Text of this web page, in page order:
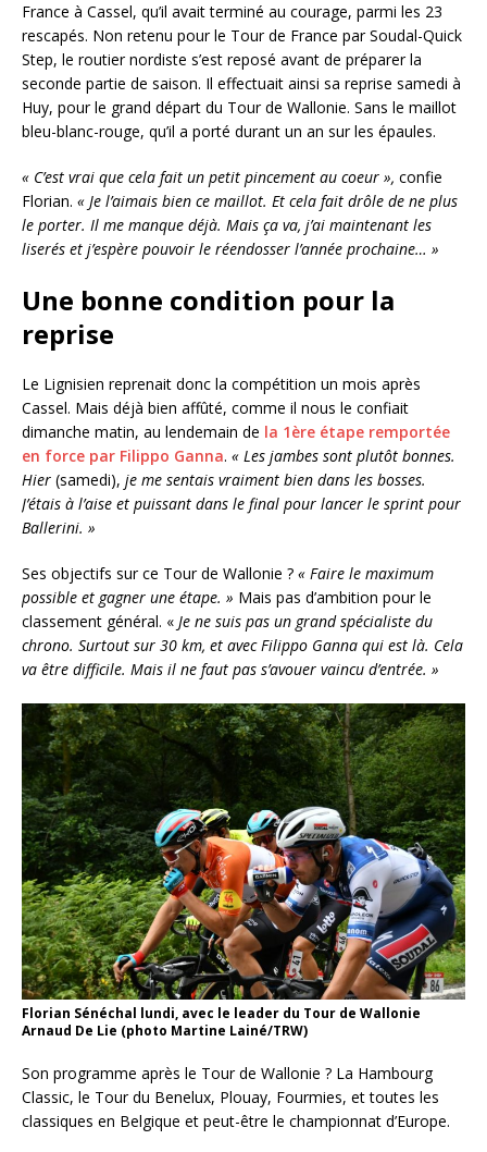
France à Cassel, qu’il avait terminé au courage, parmi les 23
rescapés. Non retenu pour le Tour de France par Soudal-Quick
Step, le routier nordiste s’est reposé avant de préparer la
seconde partie de saison. Il effectuait ainsi sa reprise samedi à
Huy, pour le grand départ du Tour de Wallonie. Sans le maillot
bleu-blanc-rouge, qu’il a porté durant un an sur les épaules.
« C’est vrai que cela fait un petit pincement au coeur », confie
Florian. « Je l’aimais bien ce maillot. Et cela fait drôle de ne plus
le porter. Il me manque déjà. Mais ça va, j’ai maintenant les
liserés et j’espère pouvoir le réendosser l’année prochaine… »
Une bonne condition pour la
reprise
Le Lignisien reprenait donc la compétition un mois après
Cassel. Mais déjà bien affûté, comme il nous le confiait
dimanche matin, au lendemain de la 1ère étape remportée
en force par Filippo Ganna. « Les jambes sont plutôt bonnes.
Hier (samedi), je me sentais vraiment bien dans les bosses.
J’étais à l’aise et puissant dans le final pour lancer le sprint pour
Ballerini. »
Ses objectifs sur ce Tour de Wallonie ? « Faire le maximum
possible et gagner une étape. » Mais pas d’ambition pour le
classement général. « Je ne suis pas un grand spécialiste du
chrono. Surtout sur 30 km, et avec Filippo Ganna qui est là. Cela
va être difficile. Mais il ne faut pas s’avouer vaincu d’entrée. »
Florian Sénéchal lundi, avec le leader du Tour de Wallonie
Arnaud De Lie (photo Martine Lainé/TRW)
Son programme après le Tour de Wallonie ? La Hambourg
Classic, le Tour du Benelux, Plouay, Fourmies, et toutes les
classiques en Belgique et peut-être le championnat d’Europe.